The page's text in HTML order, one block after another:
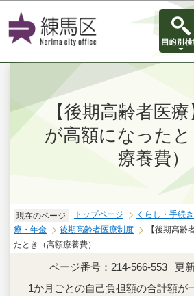
このページの本文
【後期高齢者医
が高額になった
療養費）
現在のページ トップページ くらし・手続き
療・年金
後期高齢者医療制度
【後期高齢
たとき（高額療養費）
ページ番号：214-566-553
更
1か月ごとの自己負担額の合計額が